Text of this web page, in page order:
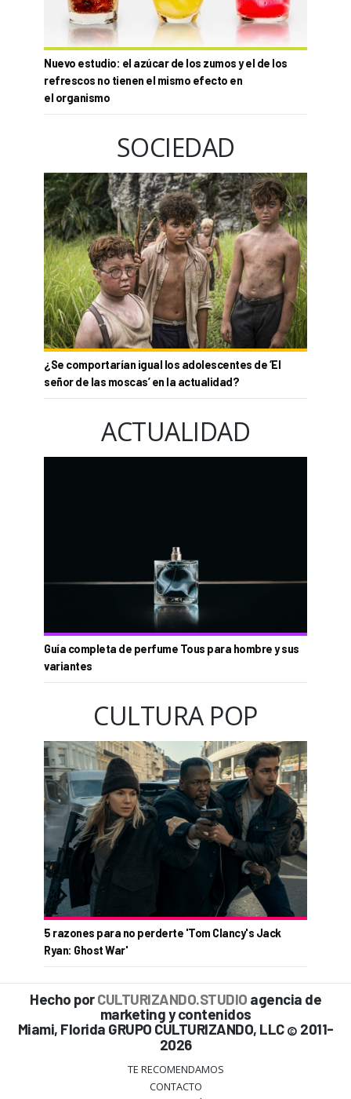
Nuevo estudio: el azúcar de los zumos y el de los
refrescos no tienen el mismo efecto en
el organismo
SOCIEDAD
¿Se comportarían igual los adolescentes de ‘El
señor de las moscas’ en la actualidad?
ACTUALIDAD
Guía completa de perfume Tous para hombre y sus
variantes
CULTURA POP
5 razones para no perderte 'Tom Clancy's Jack
Ryan: Ghost War'
Hecho porCULTURIZANDO.STUDIO agencia de
marketing y contenidos
Miami, Florida GRUPO CULTURIZANDO, LLC © 2011-
2026
TE RECOMENDAMOS
CONTACTO